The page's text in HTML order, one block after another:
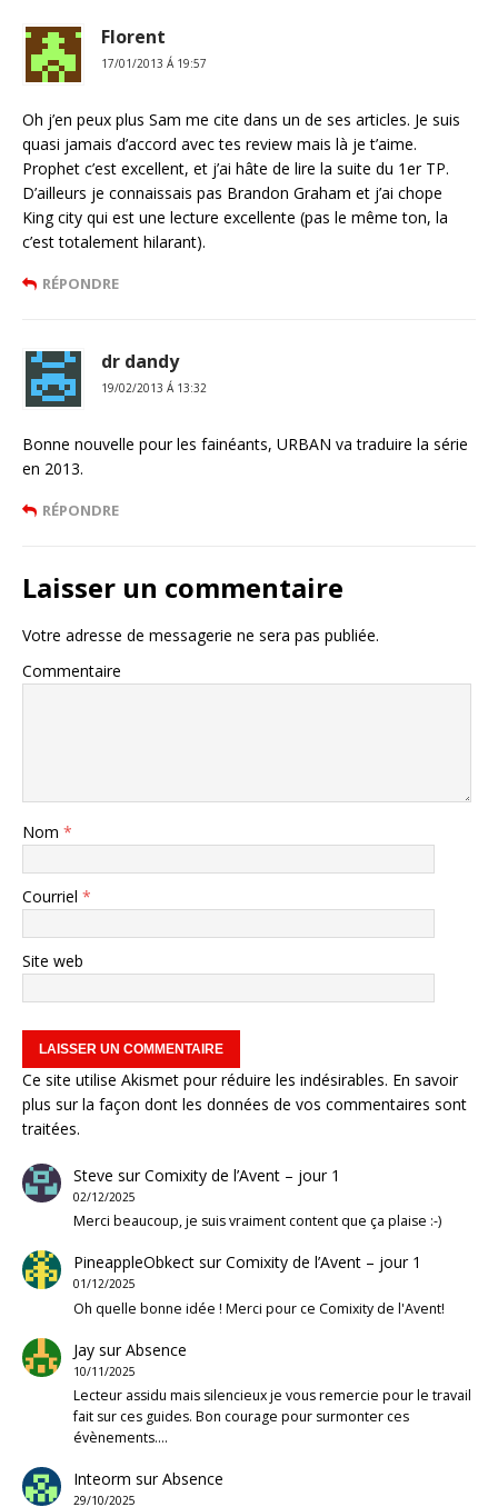
Florent
17/01/2013 Á 19:57
Oh j’en peux plus Sam me cite dans un de ses articles. Je suis
quasi jamais d’accord avec tes review mais là je t’aime.
Prophet c’est excellent, et j’ai hâte de lire la suite du 1er TP.
D’ailleurs je connaissais pas Brandon Graham et j’ai chope
King city qui est une lecture excellente (pas le même ton, la
c’est totalement hilarant).
RÉPONDRE
dr dandy
19/02/2013 Á 13:32
Bonne nouvelle pour les fainéants, URBAN va traduire la série
en 2013.
RÉPONDRE
Laisser un commentaire
Votre adresse de messagerie ne sera pas publiée.
Commentaire
Nom *
Courriel *
Site web
Ce site utilise Akismet pour réduire les indésirables. En savoir
plus sur la façon dont les données de vos commentaires sont
traitées.
Steve surComixity de l’Avent – jour 1
02/12/2025
Merci beaucoup, je suis vraiment content que ça plaise :-)
PineappleObkectsurComixity de l’Avent – jour 1
01/12/2025
Oh quelle bonne idée ! Merci pour ce Comixity de l'Avent!
JaysurAbsence
10/11/2025
Lecteur assidu mais silencieux je vous remercie pour le travail
fait sur ces guides. Bon courage pour surmonter ces
évènements.…
Inteorm surAbsence
29/10/2025